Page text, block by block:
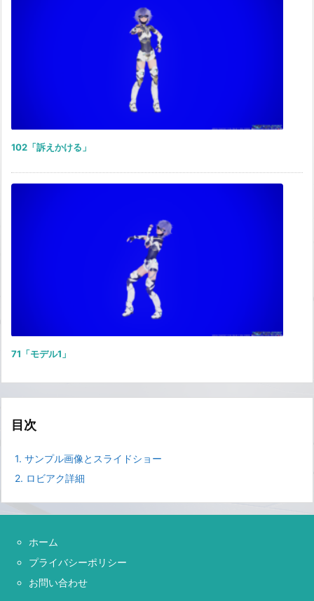
102「訴えかける」
71「モデル1」
目次
1. サンプル画像とスライドショー
2. ロビアク詳細
ホーム
プライバシーポリシー
お問い合わせ